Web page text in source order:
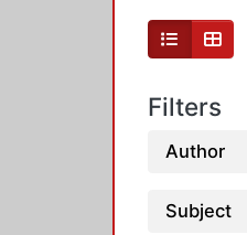
Filters
Author
Subject